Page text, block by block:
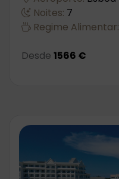
Noites: 7
Regime Alimentar:
Desde 1566 €